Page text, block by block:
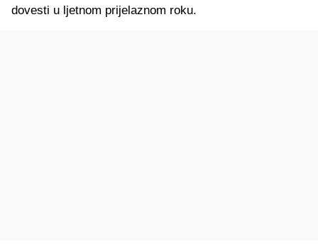
dovesti u ljetnom prijelaznom roku.